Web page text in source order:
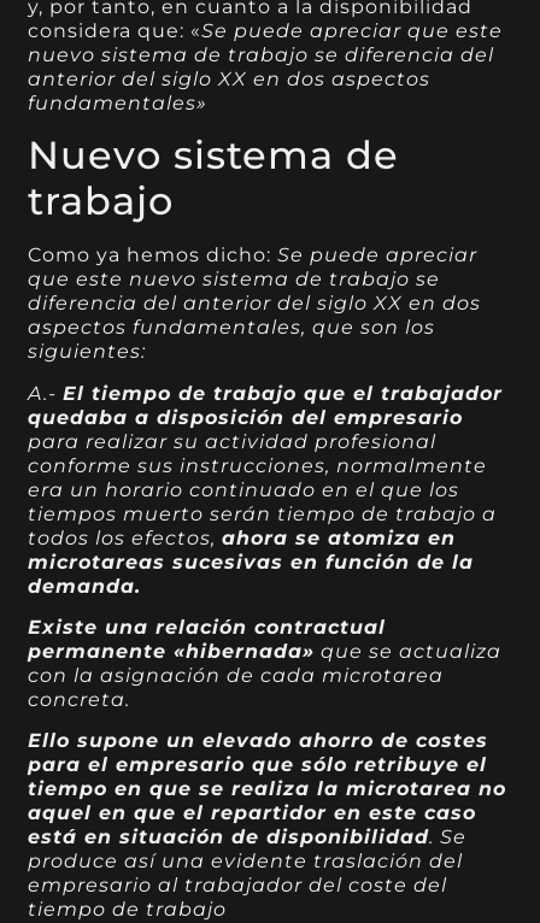
y, por tanto, en cuanto a la disponibilidad
considera que: «Se puede apreciar que este
nuevo sistema de trabajo se diferencia del
anterior del siglo XX en dos aspectos
fundamentales»
Nuevo sistema de
trabajo
Como ya hemos dicho:Se puede apreciar
que este nuevo sistema de trabajo se
diferencia del anterior del siglo XX en dos
aspectos fundamentales, que son los
siguientes:
A.-El tiempo de trabajo que el trabajador
quedaba a disposición del empresario
para realizar su actividad profesional
conforme sus instrucciones, normalmente
era un horario continuado en el que los
tiempos muerto serán tiempo de trabajo a
todos los efectos,ahora se atomiza en
microtareas sucesivas en función de la
demanda.
Existe una relación contractual
permanente «hibernada» que se actualiza
con la asignación de cada microtarea
concreta.
Ello supone un elevado ahorro de costes
para el empresario que sólo retribuye el
tiempo en que se realiza la microtarea no
aquel en que el repartidor en este caso
está en situación de disponibilidad. Se
produce así una evidente traslación del
empresario al trabajador del coste del
tiempo de trabajo